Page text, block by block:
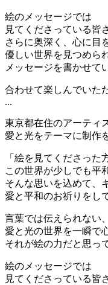
絵のメッセージでは
見てくださっている皆
さらに奥深く、心に目
優しい世界を見つめら
メッセージを書かせて
合わせて楽しんでいた
...
東京都在住のアーティ
愛と光をテーマに制作
「絵を見てくださった
この世界が少しでも平
そんな思いを込めて、
愛と平和のお祈りをし
言葉では伝えられない、
愛と光の世界を一瞬で
それが絵の力だと思っ
絵のメッセージでは
見てくださっている皆